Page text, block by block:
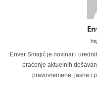
Enver Smajić je novinar i
praćenje aktuelnih
pravovremene, jasne i